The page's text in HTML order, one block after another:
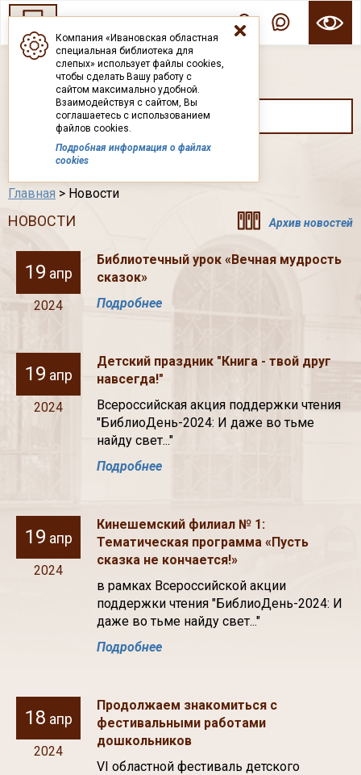
Компания «Ивановская областная
специальная библиотека для
слепых» использует файлы cookies,
чтобы сделать Вашу работу с
сайтом максимально удобной.
Взаимодействуя с сайтом, Вы
соглашаетесь с использованием
файлов cookies.
Подробная информация о файлах
cookies
ГОСУДАРСТВЕННОЕ БЮДЖЕТНОЕ УЧРЕЖДЕНИЕ ИВАНОВСКОЙ ОБЛАСТИ
ИВАНОВСКАЯ ОБЛАСТНАЯ СПЕЦИАЛЬНАЯ
БИБЛИОТЕКА ДЛЯ СЛЕПЫХ
Каталог
Главная > Новости
Архив новостей
НОВОСТИ
19 апр
2024
Библиотечный урок «Вечная мудрость
сказок»
Подробнее
19 апр
2024
Детский праздник "Книга - твой друг
навсегда!"
Всероссийская акция поддержки чтения
"БиблиоДень-2024: И даже во тьме
найду свет..."
Подробнее
19 апр
2024
Кинешемский филиал № 1:
Тематическая программа «Пусть
сказка не кончается!»
в рамках Всероссийской акции
поддержки чтения "БиблиоДень-2024: И
даже во тьме найду свет..."
Подробнее
18 апр
2024
Продолжаем знакомиться с
фестивальными работами
дошкольников
VI областной фестиваль детского